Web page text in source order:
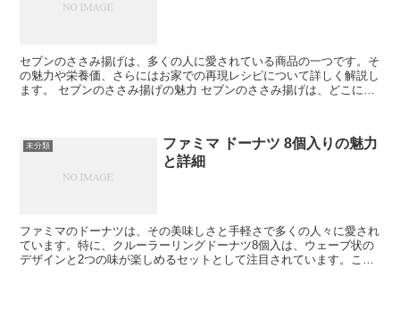
セブンのささみ揚げは、多くの人に愛されている商品の一つです。そ
の魅力や栄養価、さらにはお家での再現レシピについて詳しく解説し
ます。 セブンのささみ揚げの魅力 セブンのささみ揚げは、どこにで
未分類
ファミマ ドーナツ 8個入りの魅力
と詳細
ファミマのドーナツは、その美味しさと手軽さで多くの人々に愛され
ています。特に、クルーラーリングドーナツ8個入は、ウェーブ状の
デザインと2つの味が楽しめるセットとして注目されています。この